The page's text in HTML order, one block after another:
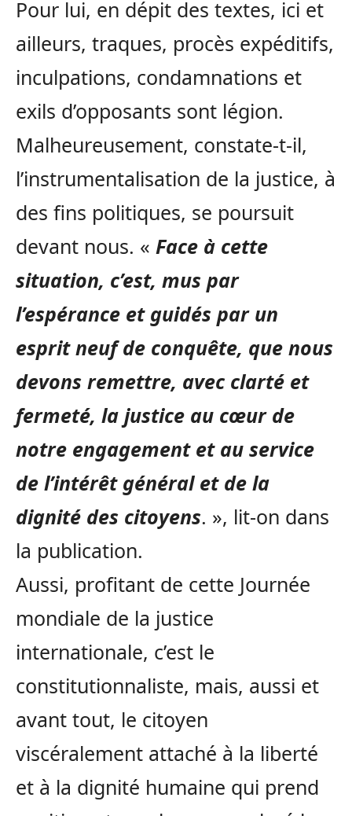
Pour lui, en dépit des textes, ici et
ailleurs, traques, procès expéditifs,
inculpations, condamnations et
exils d’opposants sont légion.
Malheureusement, constate-t-il,
l’instrumentalisation de la justice, à
des fins politiques, se poursuit
devant nous. « Face à cette
situation, c’est, mus par
l’espérance et guidés par un
esprit neuf de conquête, que nous
devons remettre, avec clarté et
fermeté, la justice au cœur de
notre engagement et au service
de l’intérêt général et de la
dignité des citoyens. », lit-on dans
la publication.
Aussi, profitant de cette Journée
mondiale de la justice
internationale, c’est le
constitutionnaliste, mais, aussi et
avant tout, le citoyen
viscéralement attaché à la liberté
et à la dignité humaine qui prend